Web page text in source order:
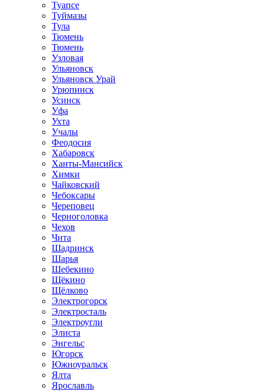
Туапсе
Туймазы
Тула
Тюмень
Тюмень
Узловая
Ульяновск
Ульяновск Урай
Урюпинск
Усинск
Уфа
Ухта
Учалы
Феодосия
Хабаровск
Ханты-Мансийск
Химки
Чайковский
Чебоксары
Череповец
Черноголовка
Чехов
Чита
Шадринск
Шарья
Шебекино
Щёкино
Щёлково
Электрогорск
Электросталь
Электроугли
Элиста
Энгельс
Югорск
Южноуральск
Ялта
Ярославль